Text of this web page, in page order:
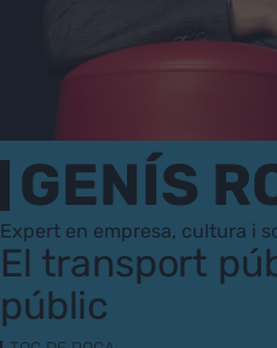
GENÍS
Expert en empresa, cultura i
El transport
públic